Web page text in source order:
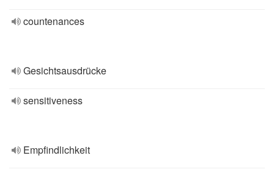
countenances
Gesichtsausdrücke
sensitiveness
Empfindlichkeit